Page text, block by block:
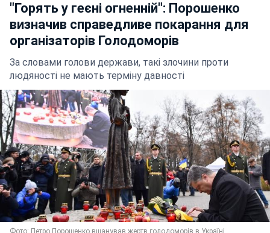
"Горять у геєні огненній": Порошенко
визначив справедливе покарання для
організаторів Голодоморів
За словами голови держави, такі злочини проти
людяності не мають терміну давності
Фото: Петро Порошенко вшанував жертв голодоморів в Україні